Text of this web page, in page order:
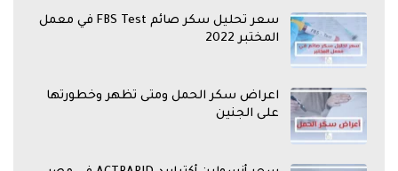
سعر تحليل سكر صائم FBS Test في معمل
المختبر 2022
اعراض سكر الحمل ومتى تظهر وخطورتها
على الجنين